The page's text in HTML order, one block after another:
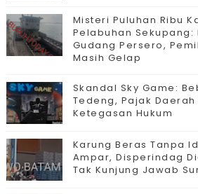
Misteri Puluhan Ribu
Pelabuhan Sekupang:
Gudang Persero,
Masih Gelap
Skandal Sky Game:
Tedeng, Pajak
Ketegasan Hukum
Karung Beras Tanpa
Ampar, Disperindag
Tak Kunjung Jawab